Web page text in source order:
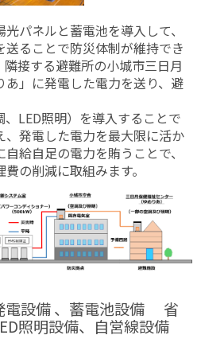
パネルと蓄電池を導入して、
ることで防災体制が維持でき
接する避難所の小城市三日月
」に発電した電力を送り、避
LED照明）を導入することで
発電した電力を最大限に活か
給自足の電力を賄うことで、
の削減に取組みます。
電設備 、蓄電池設備 省
照明設備、自営線設備